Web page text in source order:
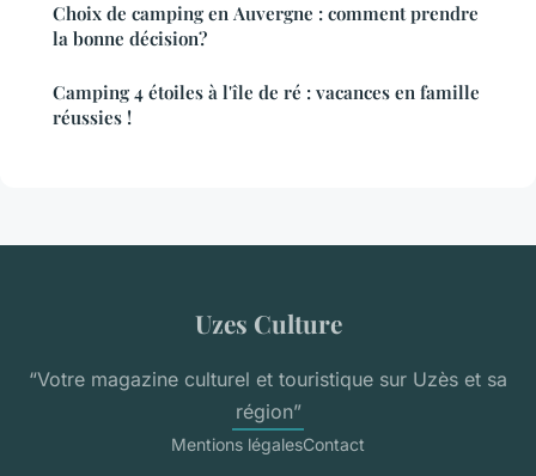
Choix de camping en Auvergne : comment prendre
la bonne décision?
Camping 4 étoiles à l'île de ré : vacances en famille
réussies !
Uzes Culture
“Votre magazine culturel et touristique sur Uzès et sa
région”
Mentions légalesContact